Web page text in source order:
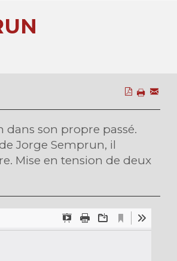
son propre passé.
Jorge Semprun, il
Mise en tension de deux